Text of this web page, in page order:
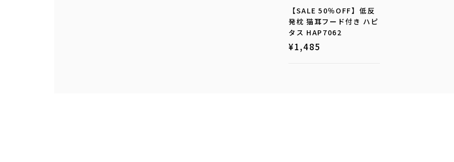
【SALE 50％OFF】低反
発枕 猫耳フード付き ハピ
タス HAP7062
¥1,485